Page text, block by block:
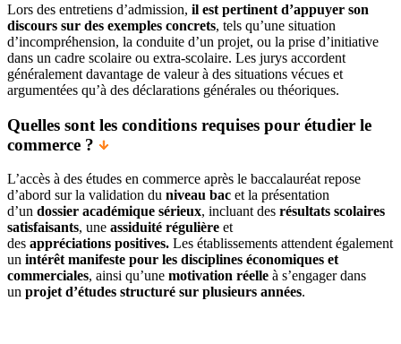
Lors des entretiens d’admission, il est pertinent d’appuyer son
discours sur des exemples concrets, tels qu’une situation
d’incompréhension, la conduite d’un projet, ou la prise d’initiative
dans un cadre scolaire ou extra-scolaire. Les jurys accordent
généralement davantage de valeur à des situations vécues et
argumentées qu’à des déclarations générales ou théoriques.
Quelles sont les conditions requises pour étudier le
commerce ?
L’accès à des études en commerce après le baccalauréat repose
d’abord sur la validation du niveau bac et la présentation
d’un dossier académique sérieux, incluant des résultats scolaires
satisfaisants, une assiduité régulière et
des appréciations positives. Les établissements attendent également
un intérêt manifeste pour les disciplines économiques et
commerciales, ainsi qu’une motivation réelle à s’engager dans
un projet d’études structuré sur plusieurs années.